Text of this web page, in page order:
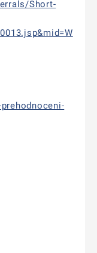
Short-
kartě
nové kartě